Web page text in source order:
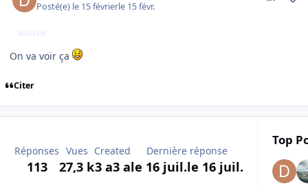
Posté(e) le 15 févrierle 15 févr.
AUTEUR
On va voir ça
Citer
Réponses
113
Vues
27,3 k
Created
3 a3 a
Dernière réponse
le 16 juil.le 16 juil.
Top